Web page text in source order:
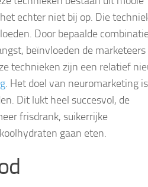
echter niet bij op. Die
Door bepaalde
beïnvloeden de marketeers
technieken zijn een relatief
. Het doel van neuromarketing
Dit lukt heel succesvol, de
frisdrank, suikerrijke
gaan eten.